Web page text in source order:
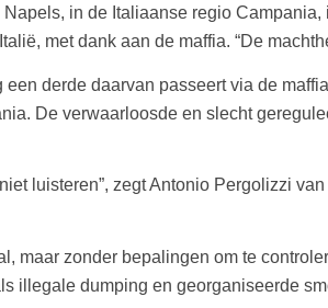
in de Italiaanse regio
met dank aan de maffia. “De
derde daarvan passeert via de
De verwaarloosde en slecht
luisteren”, zegt Antonio Pergolizzi
maar zonder bepalingen om te
illegale dumping en georganiseerde